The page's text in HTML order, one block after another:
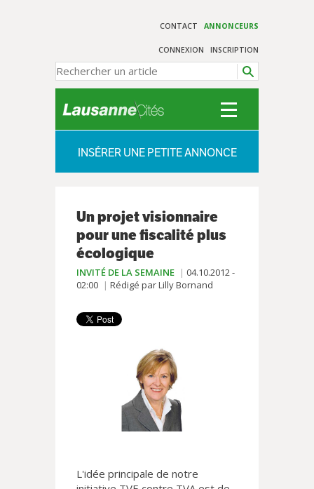
CONTACT ANNONCEURS
CONNEXION INSCRIPTION
INSÉRER UNE PETITE ANNONCE
Un projet visionnaire
pour une fiscalité plus
écologique
INVITÉ DE LA SEMAINE
04.10.2012 -
02:00
Rédigé par Lilly Bornand
L'idée principale de notre